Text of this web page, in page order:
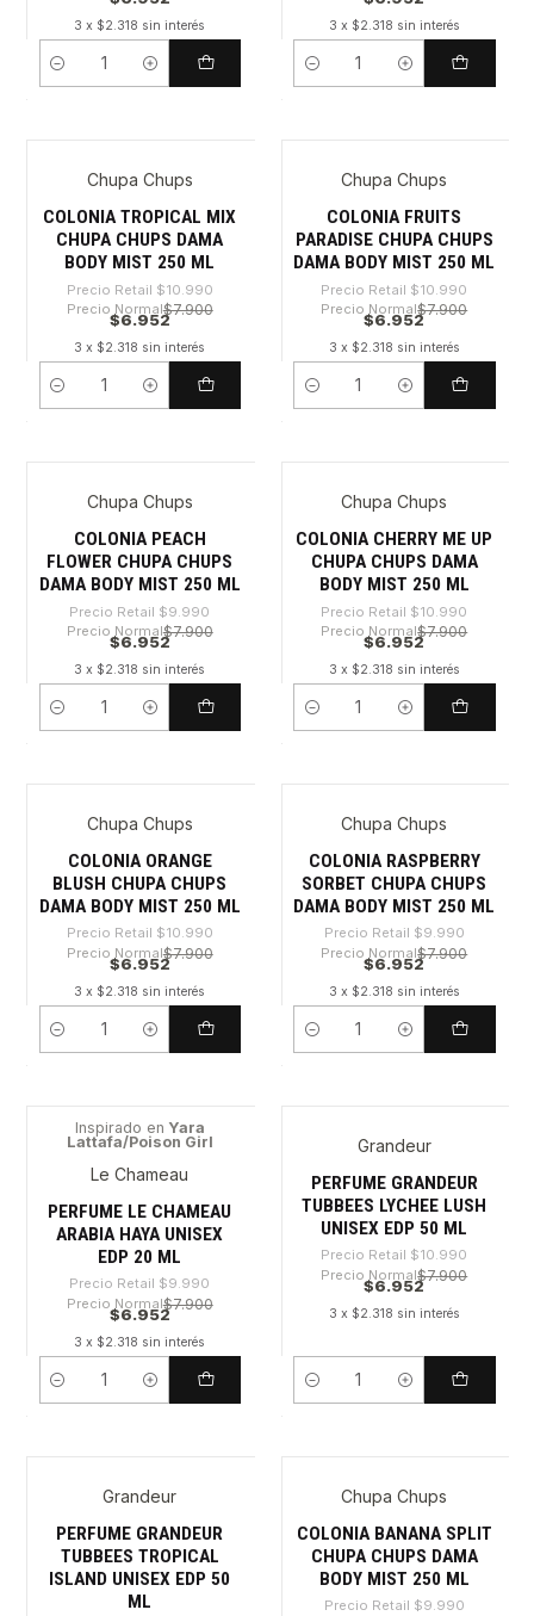
3 x $2.318 sin interés
Cantidad
3 x $2.318 sin interés
Cantidad
-36%Chupa Chups
COLONIA TROPICAL MIX
CHUPA CHUPS DAMA
BODY MIST 250 ML
Precio Retail $10.990
Precio Normal$7.900
$6.952
3 x $2.318 sin interés
Cantidad
-36%Chupa Chups
COLONIA FRUITS
PARADISE CHUPA CHUPS
DAMA BODY MIST 250 ML
Precio Retail $10.990
Precio Normal$7.900
$6.952
3 x $2.318 sin interés
Cantidad
-30%Chupa Chups
COLONIA PEACH
FLOWER CHUPA CHUPS
DAMA BODY MIST 250 ML
Precio Retail $9.990
Precio Normal$7.900
$6.952
3 x $2.318 sin interés
Cantidad
-36%Chupa Chups
COLONIA CHERRY ME UP
CHUPA CHUPS DAMA
BODY MIST 250 ML
Precio Retail $10.990
Precio Normal$7.900
$6.952
3 x $2.318 sin interés
Cantidad
-36%Chupa Chups
COLONIA ORANGE
BLUSH CHUPA CHUPS
DAMA BODY MIST 250 ML
Precio Retail $10.990
Precio Normal$7.900
$6.952
3 x $2.318 sin interés
Cantidad
-30%Chupa Chups
COLONIA RASPBERRY
SORBET CHUPA CHUPS
DAMA BODY MIST 250 ML
Precio Retail $9.990
Precio Normal$7.900
$6.952
3 x $2.318 sin interés
Cantidad
-30%
Inspirado en Yara
Lattafa/Poison Girl
Le Chameau
PERFUME LE CHAMEAU
ARABIA HAYA UNISEX
EDP 20 ML
Precio Retail $9.990
Precio Normal$7.900
$6.952
3 x $2.318 sin interés
Cantidad
Grandeur
PERFUME GRANDEUR
TUBBEES LYCHEE LUSH
UNISEX EDP 50 ML
Precio Retail $10.990
Precio Normal$7.900
$6.952
3 x $2.318 sin interés
Cantidad
Grandeur
PERFUME GRANDEUR
TUBBEES TROPICAL
ISLAND UNISEX EDP 50
ML
-30%Chupa Chups
COLONIA BANANA SPLIT
CHUPA CHUPS DAMA
BODY MIST 250 ML
Precio Retail $9.990